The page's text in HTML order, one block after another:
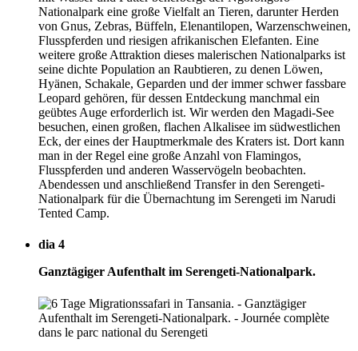
Nationalpark eine große Vielfalt an Tieren, darunter Herden
von Gnus, Zebras, Büffeln, Elenantilopen, Warzenschweinen,
Flusspferden und riesigen afrikanischen Elefanten. Eine
weitere große Attraktion dieses malerischen Nationalparks ist
seine dichte Population an Raubtieren, zu denen Löwen,
Hyänen, Schakale, Geparden und der immer schwer fassbare
Leopard gehören, für dessen Entdeckung manchmal ein
geübtes Auge erforderlich ist. Wir werden den Magadi-See
besuchen, einen großen, flachen Alkalisee im südwestlichen
Eck, der eines der Hauptmerkmale des Kraters ist. Dort kann
man in der Regel eine große Anzahl von Flamingos,
Flusspferden und anderen Wasservögeln beobachten.
Abendessen und anschließend Transfer in den Serengeti-
Nationalpark für die Übernachtung im Serengeti im Narudi
Tented Camp.
dia 4
Ganztägiger Aufenthalt im Serengeti-Nationalpark.